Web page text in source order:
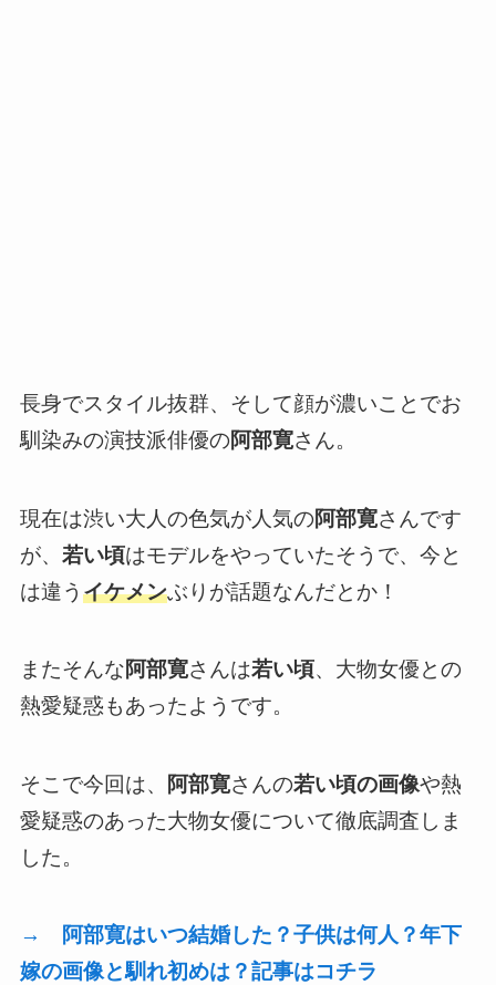
長身でスタイル抜群、そして顔が濃いことでお
馴染みの演技派俳優の阿部寛さん。
現在は渋い大人の色気が人気の阿部寛さんです
が、 若い頃はモデルをやっていたそうで、今と
は違う イケメンぶりが話題なんだとか！
またそんな阿部寛さんは若い頃、大物女優との
熱愛疑惑もあったようです。
そこで今回は、 阿部寛さんの若い頃の画像や熱
愛疑惑のあった大物女優について徹底調査しま
した。
→ 阿部寛はいつ結婚した？子供は何人？年下
嫁の画像と馴れ初めは？記事はコチラ